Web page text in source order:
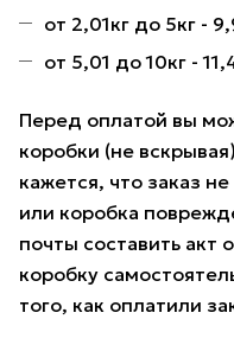
от 2,01кг до 5кг -
от 5,01 до 10кг -
Перед оплатой вы
коробки (не
кажется, что заказ
или коробка
почты составить акт
коробку
того, как оплатили